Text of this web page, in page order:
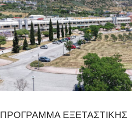
ΠΡΟΓΡΑΜΜΑ ΕΞΕΤΑΣΤΙΚΗΣ